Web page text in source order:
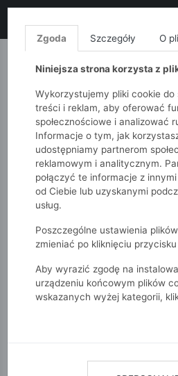
MONNARI QUIOSQUE
51015kids Akcesoria
Zgoda Szczegóły O
Niniejsza strona korzysta z
Wykorzystujemy pliki cookie do
treści i reklam, aby oferować
społecznościowe i analizować
Informacje o tym, jak
udostępniamy partnerom
reklamowym i analitycznym.
połączyć te informacje z
od Ciebie lub uzyskanymi
usług.
Poszczególne ustawienia
zmieniać po kliknięciu przycisku
Aby wyrazić zgodę na
urządzeniu końcowym plików
wskazanych wyżej kategorii,